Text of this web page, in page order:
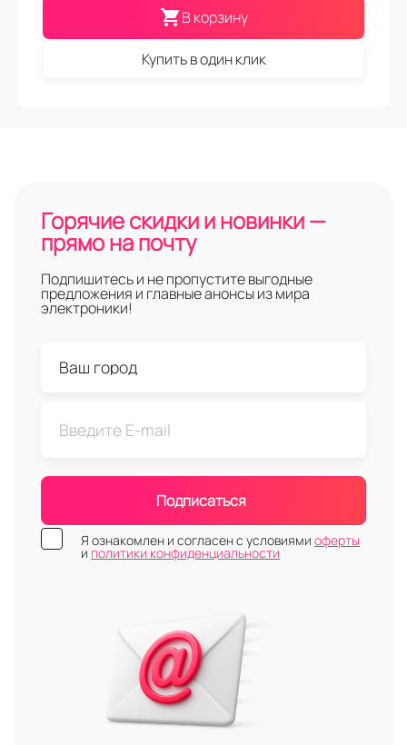
В корзину
Купить в один клик
Горячие скидки и новинки —
прямо на почту
Подпишитесь и не пропустите выгодные
предложения и главные анонсы из мира
электроники!
Подписаться
Я ознакомлен и согласен с условиями оферты
и политики конфиденциальности